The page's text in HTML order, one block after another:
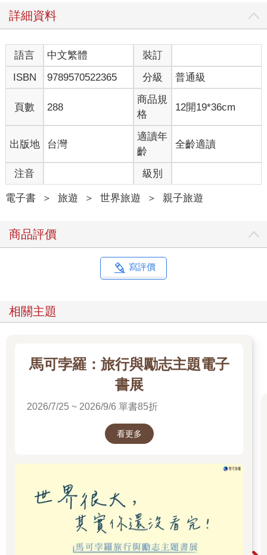
詳細資料
語言 中文繁體
裝訂
ISBN
9789570522365 分級 普通級
頁數 288
商品規
格
12開19*36cm
出版地 台灣
適讀年
齡
全齡適讀
注音 級別
電子書 ＞ 旅遊 ＞ 世界旅遊 ＞ 親子旅遊
商品評價
寫評價
相關主題
馬可孛羅：旅行與勵志主題電子
書展
2026/7/25 ~ 2026/9/6 單書85折
看更多